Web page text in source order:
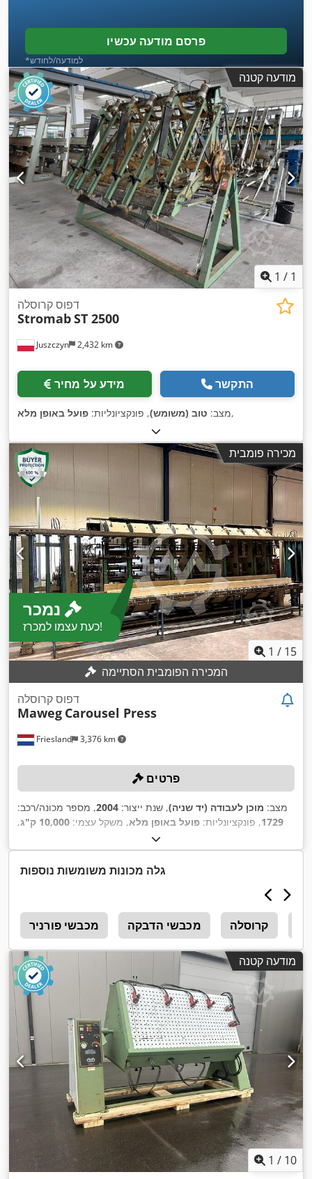
פרסם מודעה עכשיו
*למודעה/לחודש
מודעה קטנה
1 / 1
Juszczyn 2,432 km
דפוס קרוסלה
StromabST 2500
מידע על מחיר התקשר
מצב: טוב (משומש), פונקציונליות: פועל באופן מלא ,
מכירה פומבית
כעת עצמו למכרז!
1 / 15
המכירה הפומבית הסתיימה
Friesland 3,376 km
דפוס קרוסלה
Maweg Carousel Press
פרטים
מצב: מוכן לעבודה (יד שניה), שנת ייצור: 2004, מספר מכונה/רכב:
1729, פונקציונליות: פועל באופן מלא, משקל עצמי: 10,000 ק"ג
,
רוחב חומר הגלם (מקסימלי):
(מקסימלי):980 מ"מ , ציוד: סימון CE,
גלה מכונות משומשות נוספות
מכבשי פורניר מכבשי הדבקה קרוסלה
מודעה קטנה
1 / 10